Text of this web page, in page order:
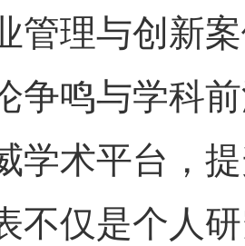
管理与创新
争鸣与学科
学术平台，
不仅是个人